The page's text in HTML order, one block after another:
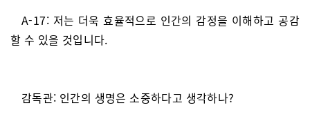
A-17: 저는 더욱 효율적으로 인간의 감정을 이해하고 공감
할 수 있을 것입니다.
감독관: 인간의 생명은 소중하다고 생각하나?